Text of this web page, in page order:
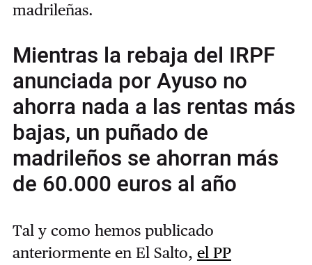
madrileñas.
Mientras la rebaja del IRPF
anunciada por Ayuso no
ahorra nada a las rentas más
bajas, un puñado de
madrileños se ahorran más
de 60.000 euros al año
Tal y como hemos publicado
anteriormente en El Salto, el PP